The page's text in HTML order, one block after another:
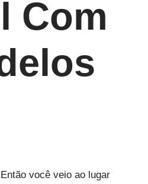
Com
você veio ao lugar